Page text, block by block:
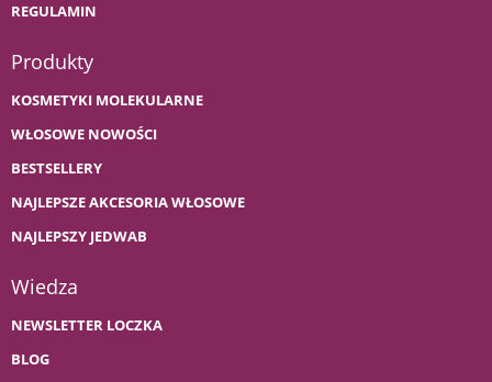
REGULAMIN
Produkty
KOSMETYKI MOLEKULARNE
WŁOSOWE NOWOŚCI
BESTSELLERY
NAJLEPSZE AKCESORIA WŁOSOWE
NAJLEPSZY JEDWAB
Wiedza
NEWSLETTER LOCZKA
BLOG